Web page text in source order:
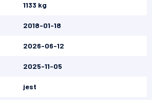
1133 kg
2018-01-18
2026-06-12
2025-11-05
jest